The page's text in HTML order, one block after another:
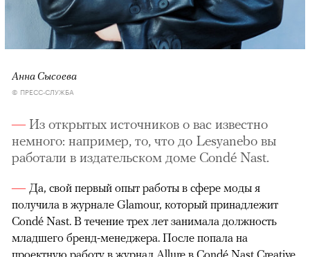
Анна Сысоева
© ПРЕСС-СЛУЖБА
Из открытых источников о вас известно
немного: например, то, что до Lesyanebo вы
работали в издательском доме Condé Nast.
Да, свой первый опыт работы в сфере моды я
получила в журнале Glamour, который принадлежит
Condé Nast. В течение трех лет занимала должность
младшего бренд-менеджера. После попала на